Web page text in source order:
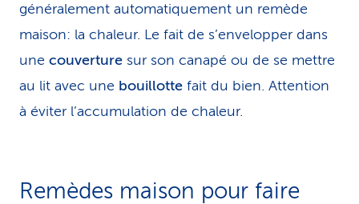
généralement auto­ma­ti­que­ment un remède
maison: la chaleur. Le fait de s’envelopper dans
une couverture sur son canapé ou de se mettre
au lit avec une bouillotte fait du bien. Attention
à éviter l’accumulation de chaleur.
Remèdes maison pour faire